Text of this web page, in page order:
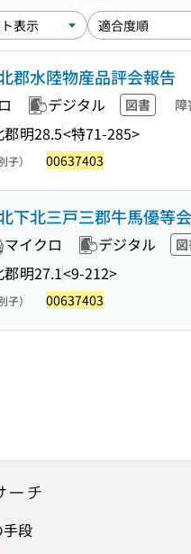
郡水陸物産品評会報告
デジタル 図書
郡明28.5<特71-285>
） 00637403
下北三戸三郡牛馬優等
マイクロ デジタル
郡明27.1<9-212>
） 00637403
段